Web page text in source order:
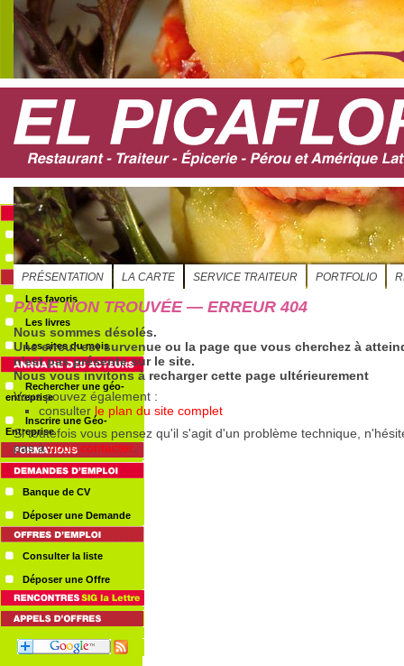
S'ABONNER
Evénements
Le GéoAgenda
Les favoris
Les livres
Les sites du mois
Rechercher une géo-
entreprise
Inscrire une Géo-
Entreprise
Banque de CV
Déposer une Demande
Consulter la liste
Déposer une Offre